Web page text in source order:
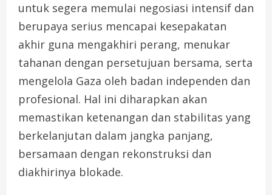
untuk segera memulai negosiasi intensif dan
berupaya serius mencapai kesepakatan
akhir guna mengakhiri perang, menukar
tahanan dengan persetujuan bersama, serta
mengelola Gaza oleh badan independen dan
profesional. Hal ini diharapkan akan
memastikan ketenangan dan stabilitas yang
berkelanjutan dalam jangka panjang,
bersamaan dengan rekonstruksi dan
diakhirinya blokade.